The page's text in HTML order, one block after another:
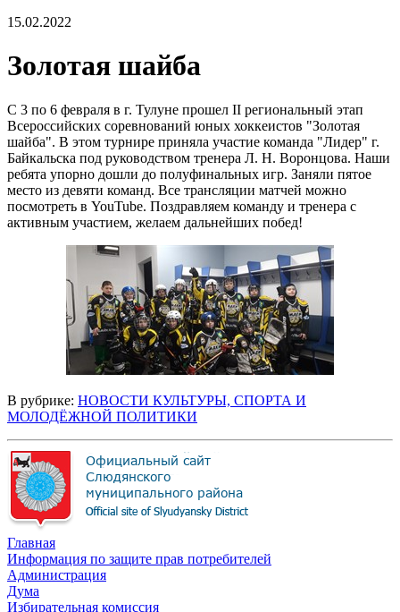
15.02.2022
Золотая шайба
С 3 по 6 февраля в г. Тулуне прошел II региональный этап
Всероссийских соревнований юных хоккеистов "Золотая
шайба". В этом турнире приняла участие команда "Лидер" г.
Байкальска под руководством тренера Л. Н. Воронцова. Наши
ребята упорно дошли до полуфинальных игр. Заняли пятое
место из девяти команд. Все трансляции матчей можно
посмотреть в YouTube. Поздравляем команду и тренера с
активным участием, желаем дальнейших побед!
В рубрике: НОВОСТИ КУЛЬТУРЫ, СПОРТА И
МОЛОДЁЖНОЙ ПОЛИТИКИ
Главная
Информация по защите прав потребителей
Администрация
Дума
Избирательная комиссия